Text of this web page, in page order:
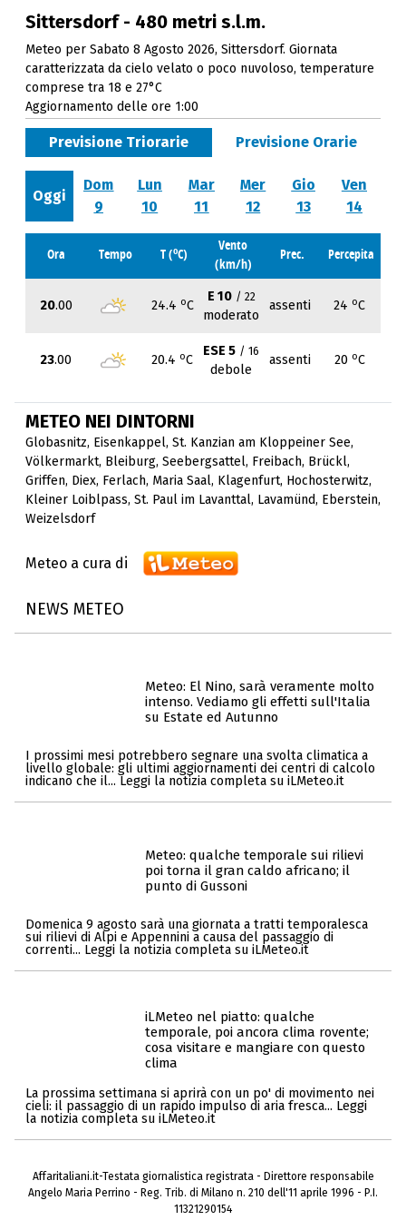
Sittersdorf - 480 metri s.l.m.
Meteo per Sabato 8 Agosto 2026, Sittersdorf. Giornata
caratterizzata da cielo velato o poco nuvoloso, temperature
comprese tra 18 e 27°C
Aggiornamento delle ore 1:00
Previsione Triorarie Previsione Orarie
Oggi
Dom
9
Lun
10
Mar
11
Mer
12
Gio
13
Ven
14
Ora Tempo T (oC)
Vento
(km/h)
Prec. Percepita
20.00 24.4 oC
E 10 / 22
moderato
assenti 24 oC
23.00 20.4 oC
ESE 5 / 16
debole
assenti 20 oC
METEO NEI DINTORNI
Globasnitz, Eisenkappel, St. Kanzian am Kloppeiner See,
Völkermarkt, Bleiburg, Seebergsattel, Freibach, Brückl,
Griffen, Diex, Ferlach, Maria Saal, Klagenfurt, Hochosterwitz,
Kleiner Loiblpass, St. Paul im Lavanttal, Lavamünd, Eberstein,
Weizelsdorf
Meteo a cura di
NEWS METEO
Meteo: El Nino, sarà veramente molto
intenso. Vediamo gli effetti sull'Italia
su Estate ed Autunno
I prossimi mesi potrebbero segnare una svolta climatica a
livello globale: gli ultimi aggiornamenti dei centri di calcolo
indicano che il... Leggi la notizia completa su iLMeteo.it
Meteo: qualche temporale sui rilievi
poi torna il gran caldo africano; il
punto di Gussoni
Domenica 9 agosto sarà una giornata a tratti temporalesca
sui rilievi di Alpi e Appennini a causa del passaggio di
correnti... Leggi la notizia completa su iLMeteo.it
iLMeteo nel piatto: qualche
temporale, poi ancora clima rovente;
cosa visitare e mangiare con questo
clima
La prossima settimana si aprirà con un po' di movimento nei
cieli: il passaggio di un rapido impulso di aria fresca... Leggi
la notizia completa su iLMeteo.it
Affaritaliani.it-Testata giornalistica registrata - Direttore responsabile
Angelo Maria Perrino - Reg. Trib. di Milano n. 210 dell'11 aprile 1996 - P.I.
11321290154